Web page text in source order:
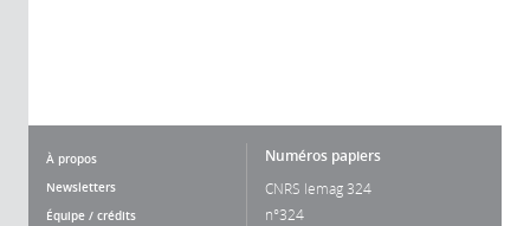
À propos
Newsletters
Équipe / crédits
Numéros papiers
CNRS lemag 324
n°324